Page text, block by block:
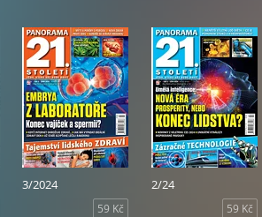
3/2024
59 Kč
2/24
59 Kč